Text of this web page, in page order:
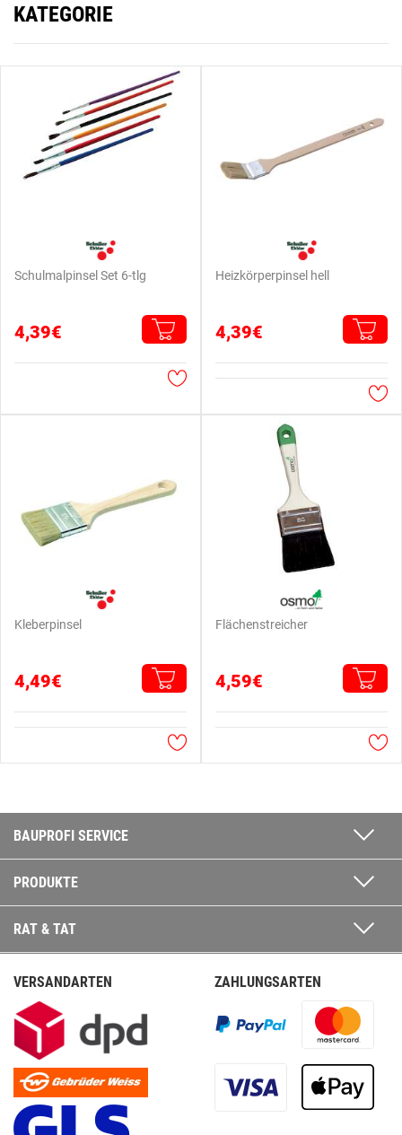
KATEGORIE
Schulmalpinsel Set 6-tlg
4,39€
Heizkörperpinsel hell
4,39€
Kleberpinsel
4,49€
Flächenstreicher
4,59€
BAUPROFI SERVICE
PRODUKTE
RAT & TAT
VERSANDARTEN ZAHLUNGSARTEN